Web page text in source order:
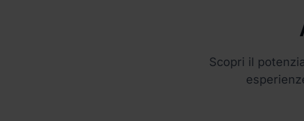
Scopri il